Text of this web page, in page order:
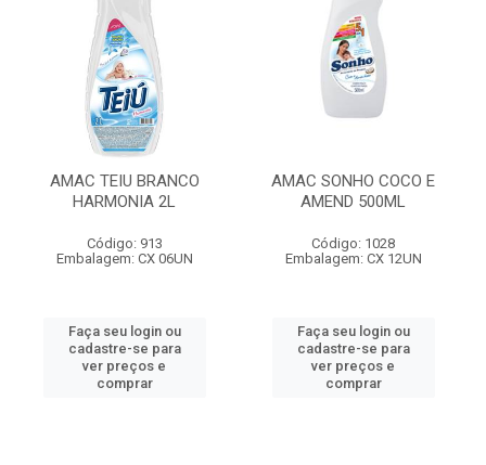
AMAC TEIU BRANCO
HARMONIA 2L
Código: 913
Embalagem: CX 06UN
Faça seu login ou
cadastre-se para
ver preços e
comprar
AMAC SONHO COCO E
AMEND 500ML
Código: 1028
Embalagem: CX 12UN
Faça seu login ou
cadastre-se para
ver preços e
comprar